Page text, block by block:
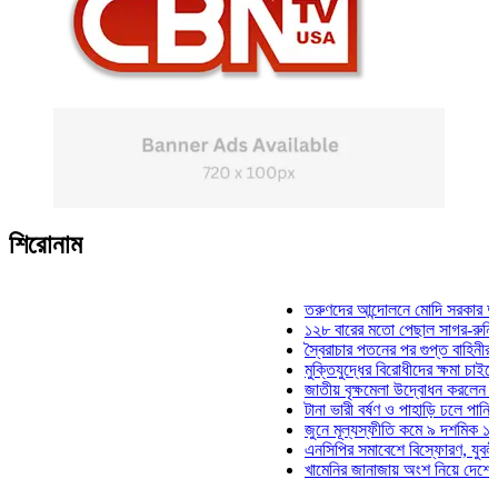
শিরোনাম
তরুণদের আন্দোলনে মোদি সরকার দুর্বল
১২৮ বারের মতো পেছাল সাগর-রুনি হত্যা
স্বৈরাচার পতনের পর গুপ্ত বাহিনীর
মুক্তিযুদ্ধের বিরোধীদের ক্ষমা চাইতে
জাতীয় বৃক্ষমেলা উদ্বোধন করলেন
টানা ভারী বর্ষণ ও পাহাড়ি ঢলে পানিবন্দি
জুনে মূল্যস্ফীতি কমে ৯ দশমিক ১৬
এনসিপির সমাবেশে বিস্ফোরণ, যুবলীগের
খামেনির জানাজায় অংশ নিয়ে দেশে